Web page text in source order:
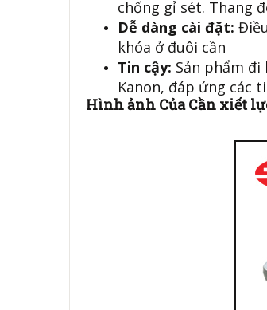
chống gỉ sét. Thang
Dễ dàng cài đặt:
khóa ở đuôi cần
Tin cậy: Sản phẩm đi
Kanon, đáp ứng các
Hình ảnh Của Cần xiết